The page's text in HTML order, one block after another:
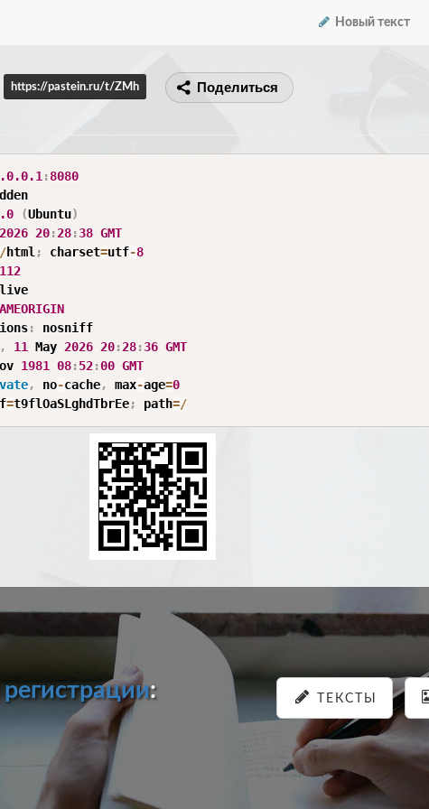
Новый текст
https://pastein.ru/t/ZMh Поделиться
.0.1 :8080
.0
(Ubuntu)
2026 20:28:38 GMT
/html ; charset=utf-8
:
nosniff
,
11 May 2026 20:28:36 GMT
1981 08:52:00 GMT
, no-cache, max-age=0
=t9flOaSLghdTbrEe; path=/
регистрации: ТЕКСТЫ